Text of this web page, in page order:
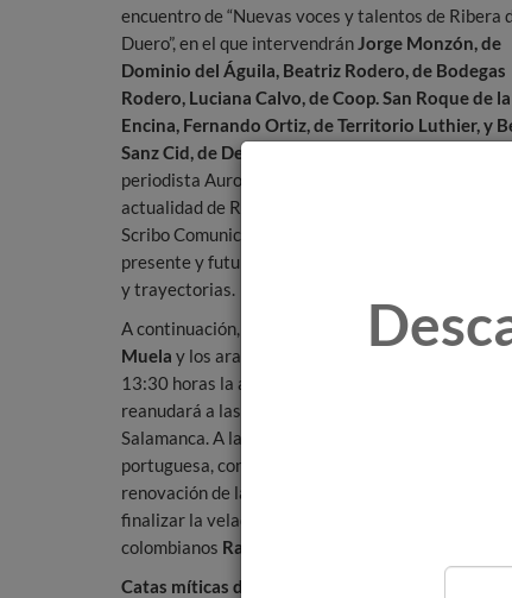
encuentro de “Nuevas voces y talentos de Ribera
Duero”, en el que intervendránJorge Monzón, de
Dominio del Águila, Beatriz Rodero, de Bodegas
Rodero, Luciana Calvo, de Coop. San Roque de la
Encina, Fernando Ortiz, de Territorio Luthier, y
Sanz Cid, de Dehesa de los Canónigos.
periodista Aurora Lázaro, gran experta en historia y
actualidad de Ribera del Duero, al frente de la
Scribo Comunicación, hablarán sobre el pasado,
presente y futuro de la DO, compartiendo
y trayectorias.
A continuación, el folk de la vallisoletanaVanesa
Muela y los aragoneses
13:30 horas la agenda de propuestas musicales,
reanudará a las 18:00 horas con
Salamanca. A las 20:00 horas sonidos de la orilla
portuguesa, con
renovación de la copla a cargo de
finalizar la velada con la folktrónica latina de los
colombianos Rao La
Catas míticas de Ribera del Duero en la sede del